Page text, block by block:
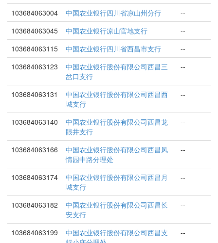
103684063004
中国农业银行四川省凉山州分行
--
103684063045
中国农业银行凉山官地支行
--
103684063115
中国农业银行四川省西昌市支行
--
103684063123
中国农业银行股份有限公司西昌三
岔口支行
--
103684063131
中国农业银行股份有限公司西昌西
城支行
--
103684063140
中国农业银行股份有限公司西昌龙
眼井支行
--
103684063166
中国农业银行股份有限公司西昌风
情园中路分理处
--
103684063174
中国农业银行股份有限公司西昌月
城支行
--
103684063182
中国农业银行股份有限公司西昌长
安支行
--
103684063199
中国农业银行股份有限公司西昌支
--